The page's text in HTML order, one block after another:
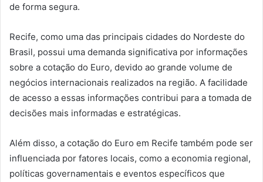
de forma segura.
Recife, como uma das principais cidades do Nordeste do
Brasil, possui uma demanda significativa por informações
sobre a cotação do Euro, devido ao grande volume de
negócios internacionais realizados na região. A facilidade
de acesso a essas informações contribui para a tomada de
decisões mais informadas e estratégicas.
Além disso, a cotação do Euro em Recife também pode ser
influenciada por fatores locais, como a economia regional,
políticas governamentais e eventos específicos que